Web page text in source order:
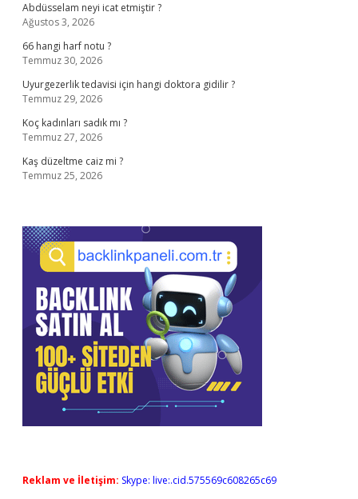
Abdüsselam neyi icat etmiştir ?
Ağustos 3, 2026
66 hangi harf notu ?
Temmuz 30, 2026
Uyurgezerlik tedavisi için hangi doktora gidilir ?
Temmuz 29, 2026
Koç kadınları sadık mı ?
Temmuz 27, 2026
Kaş düzeltme caiz mi ?
Temmuz 25, 2026
Reklam ve İletişim: Skype: live:.cid.575569c608265c69